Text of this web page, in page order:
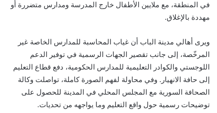
في المنطقة، مع ملايين الأطفال خارج المدرسة ومدارس متضررة أو
مهددة بالإغلاق.
ويرى أهالي مدينة الباب أن غياب المحاسبة للمدارس الخاصة غير
المرخّصة، إلى جانب تقصير الجهات الرسمية في توفير الدعم
اللوجستي والكوادر التعليمية للمدارس الحكومية، دفع قطاع التعليم
إلى حافة الانهيار. وفي محاولة لفهم الصورة كاملة، تواصلت وكالة
الصحافة السورية مع المجلس المحلي في المدينة للحصول على
توضيحات رسمية حول واقع التعليم وما يواجهه من تحديات.